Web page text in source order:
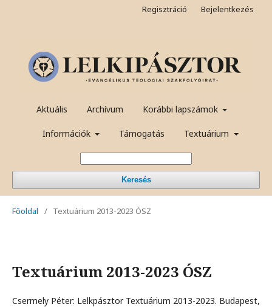
Aktuális Archívum Korábbi lapszámok
Információk Támogatás Textuárium
Keresés
Regisztráció Bejelentkezés
Főoldal / Textuárium 2013-2023 ÓSZ
Textuárium 2013-2023 ÓSZ
Csermely Péter: Lelkpásztor Textuárium 2013-2023. Budapest,